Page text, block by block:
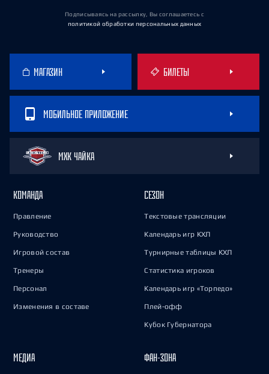
Подписываясь на рассылку, Вы соглашаетесь с
политикой обработки персональных данных
МАГАЗИН БИЛЕТЫ
МОБИЛЬНОЕ ПРИЛОЖЕНИЕ
МХК ЧАЙКА
КОМАНДА
Правление
Руководство
Игровой состав
Тренеры
Персонал
Изменения в составе
СЕЗОН
Текстовые трансляции
Календарь игр КХЛ
Турнирные таблицы КХЛ
Статистика игроков
Календарь игр «Торпедо»
Плей-офф
Кубок Губернатора
МЕДИА ФАН-ЗОНА